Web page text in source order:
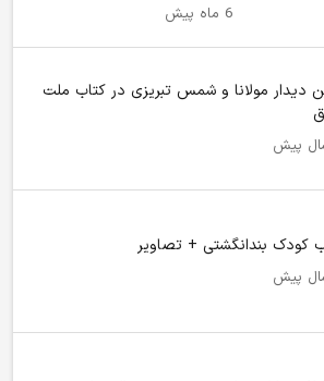
6 ماه پیش
دیدار مولانا و شمس تبریزی در کتاب ملت
کودک بندانگشتی + تصاویر